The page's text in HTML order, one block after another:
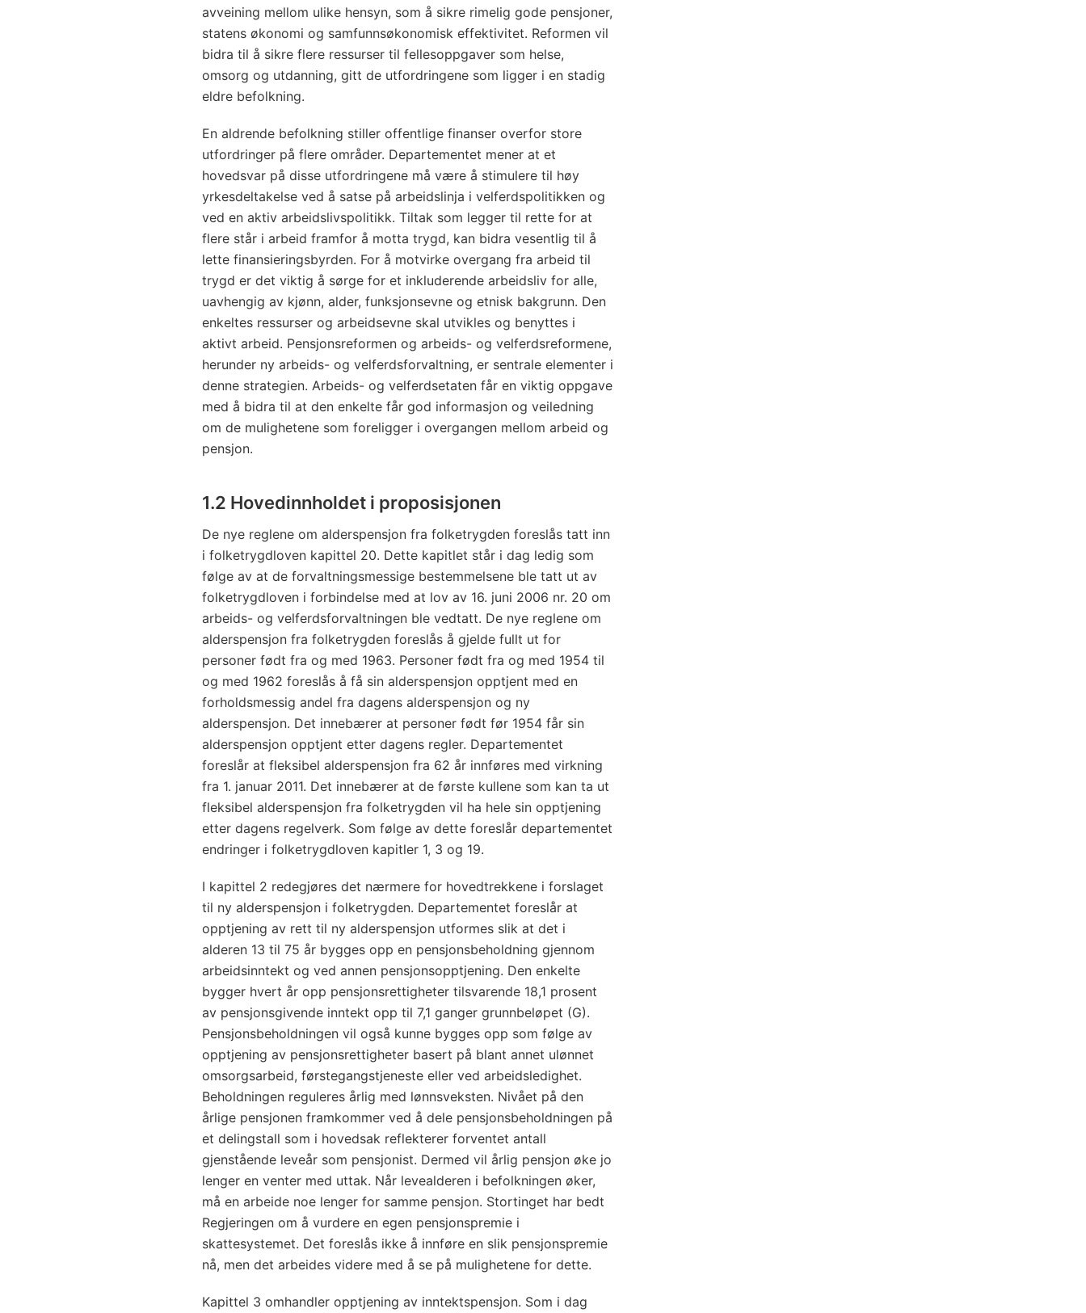
avveining mellom ulike hensyn, som å sikre rimelig gode pensjoner,
statens økonomi og samfunnsøkonomisk effektivitet. Reformen vil
bidra til å sikre flere ressurser til fellesoppgaver som helse,
omsorg og utdanning, gitt de utfordringene som ligger i en stadig
eldre befolkning.
En aldrende befolkning stiller offentlige finanser overfor store
utfordringer på flere områder. Departementet mener at et
hovedsvar på disse utfordringene må være å stimulere til høy
yrkesdeltakelse ved å satse på arbeidslinja i velferdspolitikken og
ved en aktiv arbeidslivspolitikk. Tiltak som legger til rette for at
flere står i arbeid framfor å motta trygd, kan bidra vesentlig til å
lette finansieringsbyrden. For å motvirke overgang fra arbeid til
trygd er det viktig å sørge for et inkluderende arbeidsliv for alle,
uavhengig av kjønn, alder, funksjonsevne og etnisk bakgrunn. Den
enkeltes ressurser og arbeidsevne skal utvikles og benyttes i
aktivt arbeid. Pensjonsreformen og arbeids- og velferdsreformene,
herunder ny arbeids- og velferdsforvaltning, er sentrale elementer i
denne strategien. Arbeids- og velferdsetaten får en viktig oppgave
med å bidra til at den enkelte får god informasjon og veiledning
om de mulighetene som foreligger i overgangen mellom arbeid og
pensjon.
1.2 Hovedinnholdet i proposisjonen
De nye reglene om alderspensjon fra folketrygden foreslås tatt inn
i folketrygdloven kapittel 20. Dette kapitlet står i dag ledig som
følge av at de forvaltningsmessige bestemmelsene ble tatt ut av
folketrygdloven i forbindelse med at lov av 16. juni 2006 nr. 20 om
arbeids- og velferdsforvaltningen ble vedtatt. De nye reglene om
alderspensjon fra folketrygden foreslås å gjelde fullt ut for
personer født fra og med 1963. Personer født fra og med 1954 til
og med 1962 foreslås å få sin alderspensjon opptjent med en
forholdsmessig andel fra dagens alderspensjon og ny
alderspensjon. Det innebærer at personer født før 1954 får sin
alderspensjon opptjent etter dagens regler. Departementet
foreslår at fleksibel alderspensjon fra 62 år innføres med virkning
fra 1. januar 2011. Det innebærer at de første kullene som kan ta ut
fleksibel alderspensjon fra folketrygden vil ha hele sin opptjening
etter dagens regelverk. Som følge av dette foreslår departementet
endringer i folketrygdloven kapitler 1, 3 og 19.
I kapittel 2 redegjøres det nærmere for hovedtrekkene i forslaget
til ny alderspensjon i folketrygden. Departementet foreslår at
opptjening av rett til ny alderspensjon utformes slik at det i
alderen 13 til 75 år bygges opp en pensjonsbeholdning gjennom
arbeidsinntekt og ved annen pensjonsopptjening. Den enkelte
bygger hvert år opp pensjonsrettigheter tilsvarende 18,1 prosent
av pensjonsgivende inntekt opp til 7,1 ganger grunnbe­løpet (G).
Pensjonsbeholdningen vil også kunne bygges opp som følge av
opptjening av pensjonsrettigheter basert på blant annet ulønnet
omsorgsarbeid, førstegangstjeneste eller ved arbeidsledighet.
Beholdningen reguleres årlig med lønnsveksten. Nivået på den
årlige pensjonen framkommer ved å dele pensjonsbeholdningen på
et delingstall som i hovedsak reflekterer forventet antall
gjenstående leveår som pensjonist. Dermed vil årlig pensjon øke jo
lenger en venter med uttak. Når levealderen i befolkningen øker,
må en arbeide noe lenger for samme pensjon. Stortinget har bedt
Regjeringen om å vurdere en egen pensjonspremie i
skattesystemet. Det foreslås ikke å innføre en slik pensjonspremie
nå, men det arbeides videre med å se på mulighetene for dette.
Kapittel 3 omhandler opptjening av inntektspensjon. Som i dag